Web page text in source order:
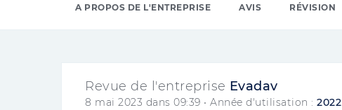
A PROPOS DE L'ENTREPRISE AVIS RÉVISION
Revue de l'entreprise Evadav
8 mai 2023 dans 09:39 • Année d'utilisation : 2022